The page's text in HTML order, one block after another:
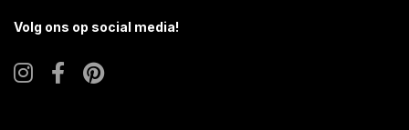
Volg ons op social media!